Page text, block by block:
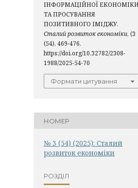
ІНФОРМАЦІЙНОЇ
ТА ПРОСУВАННЯ
ПОЗИТИВНОГО ІМІДЖУ.
Сталий розвиток економіки, (3
(54), 469-476.
https://doi.org/10.32782/2308-
1988/2025-54-70
Формати цитування
НОМЕР
№ 3 (54) (2025): Сталий
розвиток економіки
РОЗДІЛ